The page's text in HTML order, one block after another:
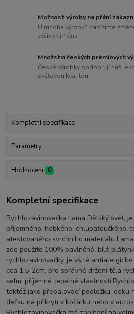
Možnost výroby na přání
U mnoha výrobků nabízíme
výšivek jména
Množství českých prémiových
České výrobky podporují naši
světovou kvalitou
Kompletní specifikace
Parametry
Hodnocení 0
Kompletní specifikace
Rychlozavinovačka Lama Dětský svět,
příjemného, hebkého, chlupaťoučkého,
atestovaného svrchního materiálu
zde použito 100% bavlněné, bílé
rychlozavinovačky, je všité
cca 1,5-2cm, pro správné držení těla
velmi příjemné tepelné
taktéž jako přebalovací podložku, deku
dečku na přikrytí v kočárku nebo v